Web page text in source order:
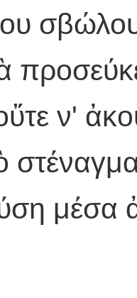
ν'
μέσα